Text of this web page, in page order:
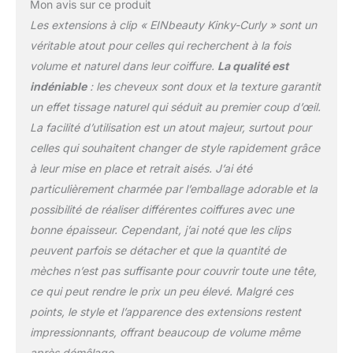
clips peuvent être
décolorées jusqu'à la
teinte 27#. 【Achat et
Valeur réunis 】:Chaque
minute investie devrait
apporter un bénéfice
maximal. Nos extensions
capillaires Clip-In sont un
investissement dans la
beauté, la qualité et
l'authenticité. Chaque
euro est investi
précisément pour une
expérience de mode
unique et un rapport
qualité-prix imbattable.
Chaque mèche de
cheveux est un point clé
la beauté. Choisissez-
Mon avis sur ce produit
Les extensions à clip « EINbeauty Kinky-Curly » sont un
véritable atout pour celles qui recherchent à la fois
volume et naturel dans leur coiffure. La qualité est
indéniable: les cheveux sont doux et la texture garantit
un effet tissage naturel qui séduit au premier coup d’œil.
La facilité d’utilisation est un atout majeur, surtout pour
celles qui souhaitent changer de style rapidement grâce
à leur mise en place et retrait aisés. J’ai été
particulièrement charmée par l’emballage adorable et la
possibilité de réaliser différentes coiffures avec une
bonne épaisseur. Cependant, j’ai noté que les clips
peuvent parfois se détacher et que la quantité de
mèches n’est pas suffisante pour couvrir toute une tête,
ce qui peut rendre le prix un peu élevé. Malgré ces
points, le style et l’apparence des extensions restent
impressionnants, offrant beaucoup de volume même